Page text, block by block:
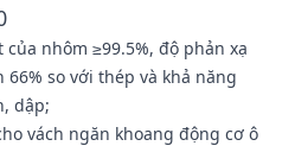
nhôm ≥99.5%, độ phản xạ
so với thép và khả năng
dập;
vách ngăn khoang động cơ ô